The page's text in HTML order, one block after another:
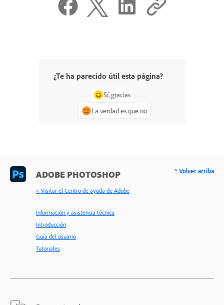
¿Te ha parecido útil esta página?
Sí, gracias
La verdad es que no
ADOBE PHOTOSHOP
< Visitar el Centro de ayuda de Adobe
Información y asistencia técnica
Introducción
Guía del usuario
Tutoriales
^ Volver arriba